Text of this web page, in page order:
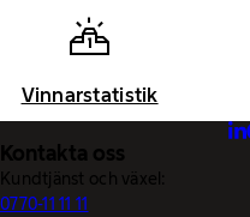
Vinnarstatistik
Kontakta oss
Kundtjänst och växel:
0770-11 11 11